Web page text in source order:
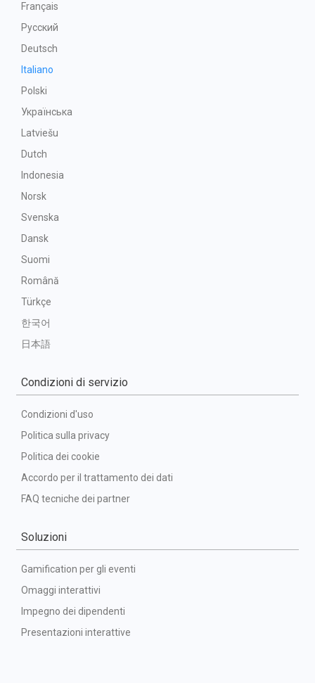
Français
Русский
Deutsch
Italiano
Polski
Українська
Latviešu
Dutch
Indonesia
Norsk
Svenska
Dansk
Suomi
Română
Türkçe
한국어
日本語
Condizioni di servizio
Condizioni d'uso
Politica sulla privacy
Politica dei cookie
Accordo per il trattamento dei dati
FAQ tecniche dei partner
Soluzioni
Gamification per gli eventi
Omaggi interattivi
Impegno dei dipendenti
Presentazioni interattive